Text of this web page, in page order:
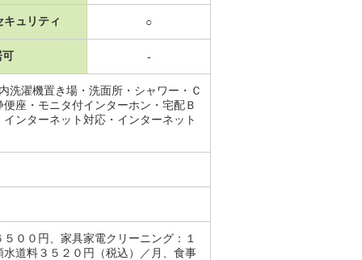
キュリティ ○
可 -
洗濯機置き場・洗面所・シャワー・Ｃ
座・モニタ付インターホン・宅配Ｂ
ンターネット対応・インターネット
００円、家具家電クリーニング：１
道料３５２０円（税込）／月、食事